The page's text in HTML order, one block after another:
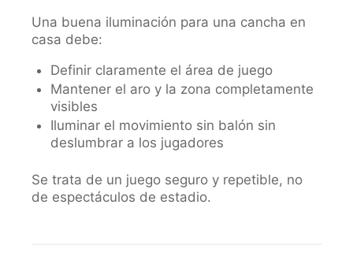
Una buena iluminación para una cancha en
casa debe:
Definir claramente el área de juego
Mantener el aro y la zona completamente
visibles
Iluminar el movimiento sin balón sin
deslumbrar a los jugadores
Se trata de un juego seguro y repetible, no
de espectáculos de estadio.